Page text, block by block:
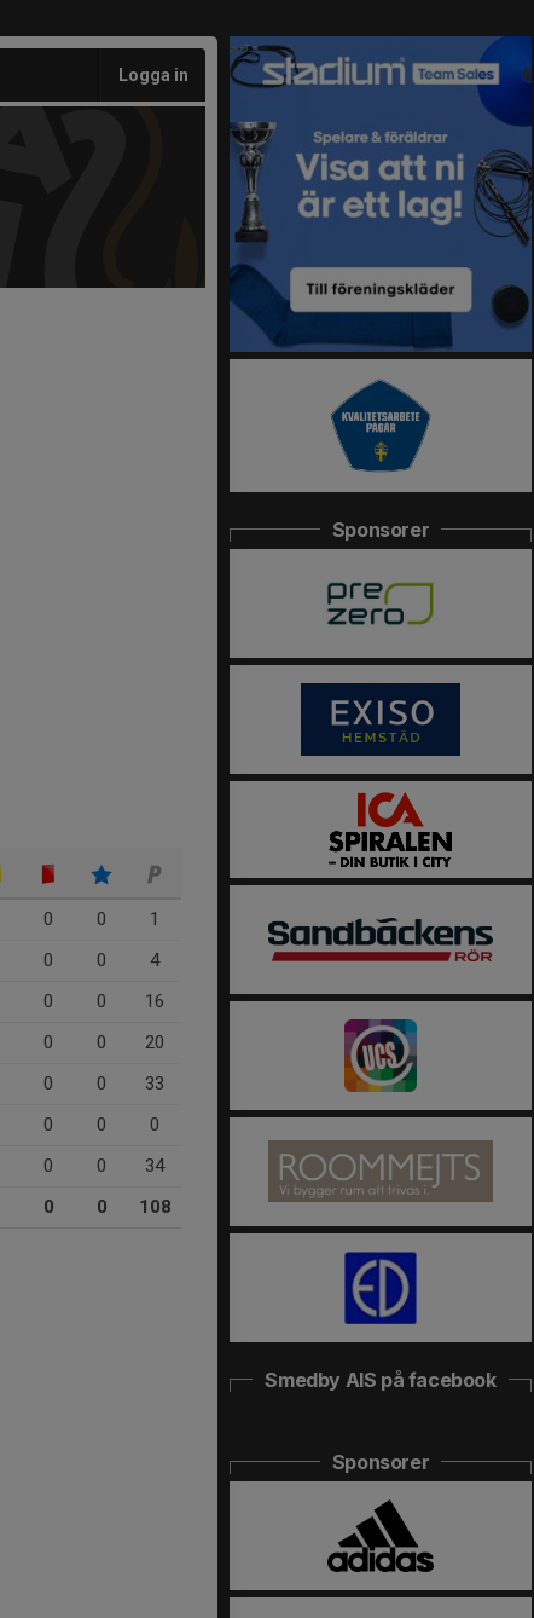
Logga in
0 0
1
0 0
4
0 0
16
0 0
20
0 0
33
0 0
0
0 0
34
0 0 108
Sponsorer
Smedby AIS på facebook
Sponsorer